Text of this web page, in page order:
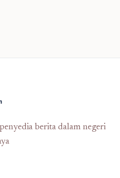
berita dalam negeri